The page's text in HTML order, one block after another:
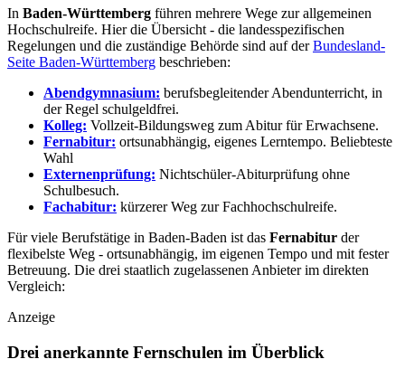
In Baden-Württemberg führen mehrere Wege zur allgemeinen
Hochschulreife. Hier die Übersicht - die landesspezifischen
Regelungen und die zuständige Behörde sind auf derBundesland-
Seite Baden-Württemberg beschrieben:
Abendgymnasium: berufsbegleitender Abendunterricht, in
der Regel schulgeldfrei.
Kolleg: Vollzeit-Bildungsweg zum Abitur für Erwachsene.
Fernabitur: ortsunabhängig, eigenes Lerntempo. Beliebteste
Wahl
Externenprüfung: Nichtschüler-Abiturprüfung ohne
Schulbesuch.
Fachabitur: kürzerer Weg zur Fachhochschulreife.
Für viele Berufstätige in Baden-Baden ist das Fernabitur der
flexibelste Weg - ortsunabhängig, im eigenen Tempo und mit fester
Betreuung. Die drei staatlich zugelassenen Anbieter im direkten
Vergleich:
Anzeige
Drei anerkannte Fernschulen im Überblick